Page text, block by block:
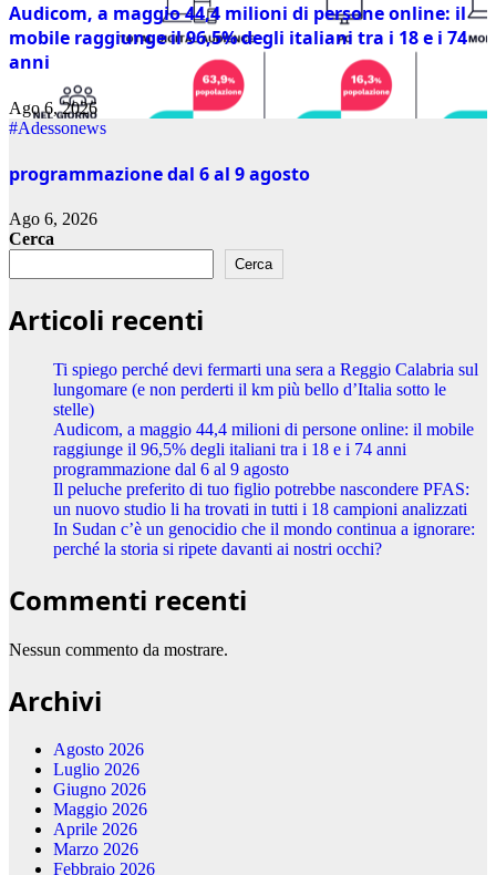
Audicom, a maggio 44,4 milioni di persone online: il
mobile raggiunge il 96,5% degli italiani tra i 18 e i 74
anni
Ago 6, 2026
#Adessonews
programmazione dal 6 al 9 agosto
Ago 6, 2026
Cerca
Cerca
Articoli recenti
Ti spiego perché devi fermarti una sera a Reggio Calabria sul
lungomare (e non perderti il km più bello d’Italia sotto le
stelle)
Audicom, a maggio 44,4 milioni di persone online: il mobile
raggiunge il 96,5% degli italiani tra i 18 e i 74 anni
programmazione dal 6 al 9 agosto
Il peluche preferito di tuo figlio potrebbe nascondere PFAS:
un nuovo studio li ha trovati in tutti i 18 campioni analizzati
In Sudan c’è un genocidio che il mondo continua a ignorare:
perché la storia si ripete davanti ai nostri occhi?
Commenti recenti
Nessun commento da mostrare.
Archivi
Agosto 2026
Luglio 2026
Giugno 2026
Maggio 2026
Aprile 2026
Marzo 2026
Febbraio 2026